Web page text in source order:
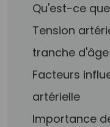
Qu'est-ce
Tension
tranche d'âge
Facteurs
artérielle
Importance